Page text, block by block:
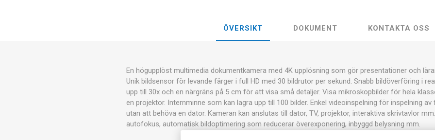
ÖVERSIKT DOKUMENT KONTAKTA OSS
En högupplöst multimedia dokumentkamera med 4K upplösning som gör presentationer och
Unik bildsensor för levande färger i full HD med 30 bildrutor per sekund. Snabb bildöverföring i
upp till 30x och en närgräns på 5 cm för att visa små detaljer. Visa mikroskopbilder för hela
en projektor. Internminne som kan lagra upp till 100 bilder. Enkel videoinspelning för inspelning
utan att behöva en dator. Kameran kan anslutas till dator, TV, projektor, interaktiva skrivtavlor
autofokus, automatisk bildoptimering som reducerar överexponering, inbyggd belysning mm.